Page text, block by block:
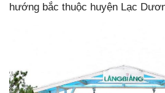
hướng bắc thuộc huyện Lạc